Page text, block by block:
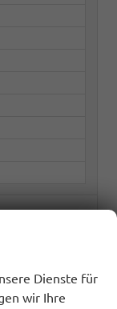
Dienste für
wir Ihre